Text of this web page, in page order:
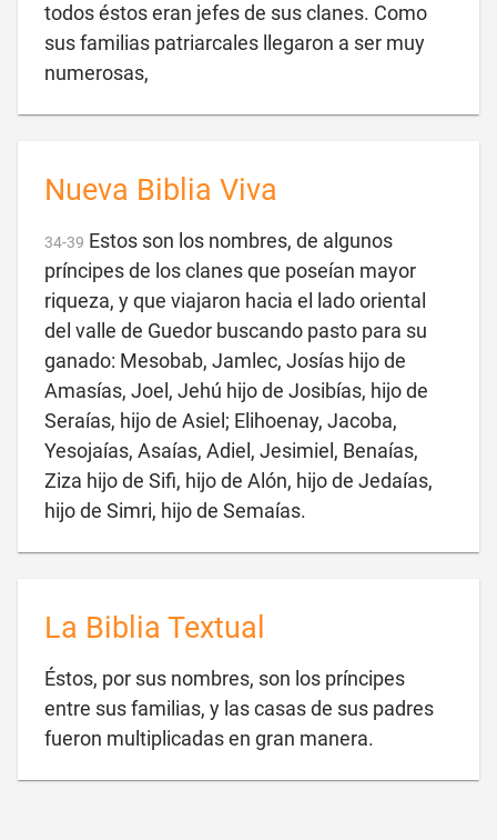
todos éstos eran jefes de sus clanes. Como
sus familias patriarcales llegaron a ser muy
numerosas,
Nueva Biblia Viva
34-39 Estos son los nombres, de algunos
príncipes de los clanes que poseían mayor
riqueza, y que viajaron hacia el lado oriental
del valle de Guedor buscando pasto para su
ganado: Mesobab, Jamlec, Josías hijo de
Amasías, Joel, Jehú hijo de Josibías, hijo de
Seraías, hijo de Asiel; Elihoenay, Jacoba,
Yesojaías, Asaías, Adiel, Jesimiel, Benaías,
Ziza hijo de Sifi, hijo de Alón, hijo de Jedaías,
hijo de Simri, hijo de Semaías.
La Biblia Textual
Éstos, por sus nombres, son los príncipes
entre sus familias, y las casas de sus padres
fueron multiplicadas en gran manera.